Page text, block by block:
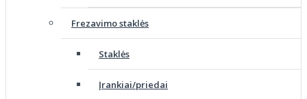
Frezavimo staklės
Staklės
Įrankiai/priedai